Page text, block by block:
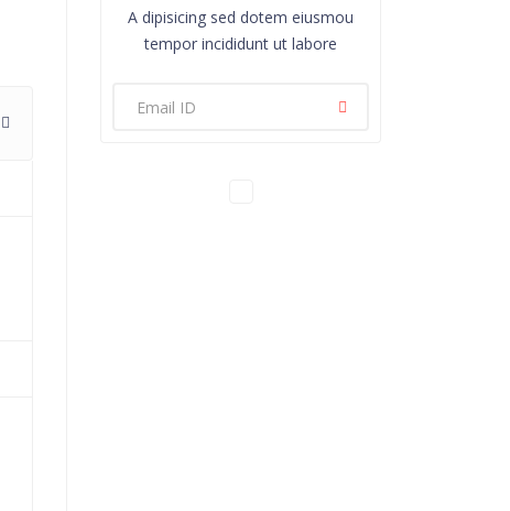
A dipisicing sed dotem eiusmou
tempor incididunt ut labore